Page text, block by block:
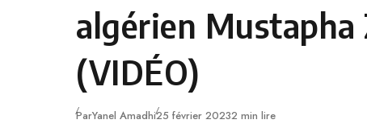
algérien Mustapha
(VIDÉO)
ParYanel AmadhiPublié
25 février 20232 min lire